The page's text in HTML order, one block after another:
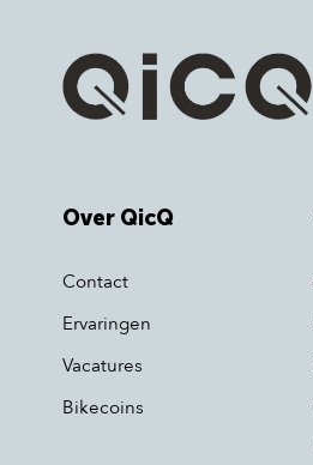
Over QicQ
Contact
Ervaringen
Vacatures
Bikecoins